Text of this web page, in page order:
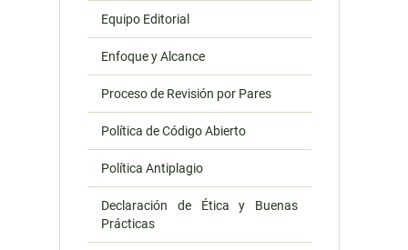
Equipo Editorial
Enfoque y Alcance
Proceso de Revisión por Pares
Política de Código Abierto
Política Antiplagio
Declaración de Ética y Buenas
Prácticas